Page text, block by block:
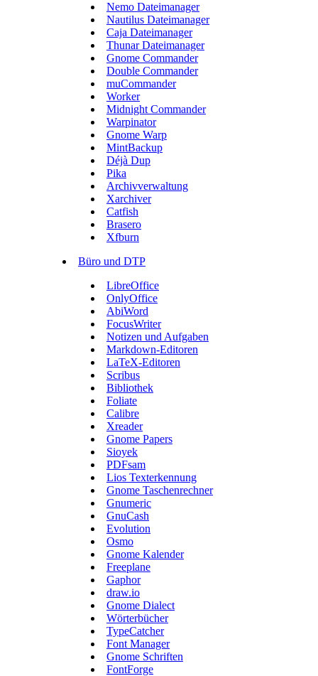
Nemo Dateimanager
Nautilus Dateimanager
Caja Dateimanager
Thunar Dateimanager
Gnome Commander
Double Commander
muCommander
Worker
Midnight Commander
Warpinator
Gnome Warp
MintBackup
Déjà Dup
Pika
Archivverwaltung
Xarchiver
Catfish
Brasero
Xfburn
Büro und DTP
LibreOffice
OnlyOffice
AbiWord
FocusWriter
Notizen und Aufgaben
Markdown-Editoren
LaTeX-Editoren
Scribus
Bibliothek
Foliate
Calibre
Xreader
Gnome Papers
Sioyek
PDFsam
Lios Texterkennung
Gnome Taschenrechner
Gnumeric
GnuCash
Evolution
Osmo
Gnome Kalender
Freeplane
Gaphor
draw.io
Gnome Dialect
Wörterbücher
TypeCatcher
Font Manager
Gnome Schriften
FontForge